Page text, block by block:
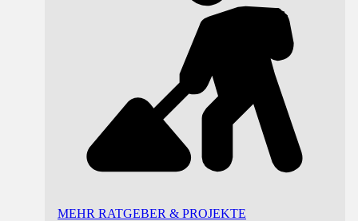
MEHR RATGEBER & PROJEKTE